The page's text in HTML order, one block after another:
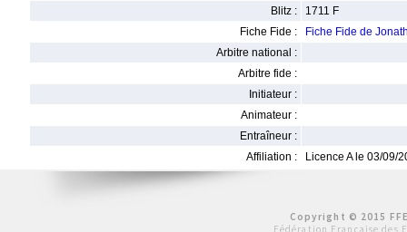
Blitz :
1711 F
Fiche Fide :
Fiche Fide de
Arbitre national :
Arbitre fide :
Initiateur :
Animateur :
Entraîneur :
Affiliation :
Licence A le 03/09/
Copyright © 2015
Fédération Française des